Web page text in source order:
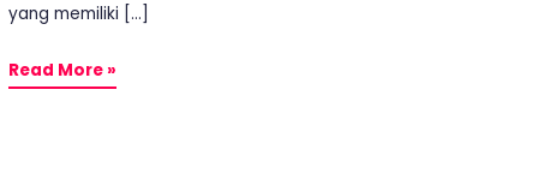
yang memiliki […]
Read More »